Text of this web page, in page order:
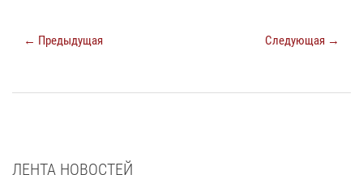
← Предыдущая Следующая →
ЛЕНТА НОВОСТЕЙ